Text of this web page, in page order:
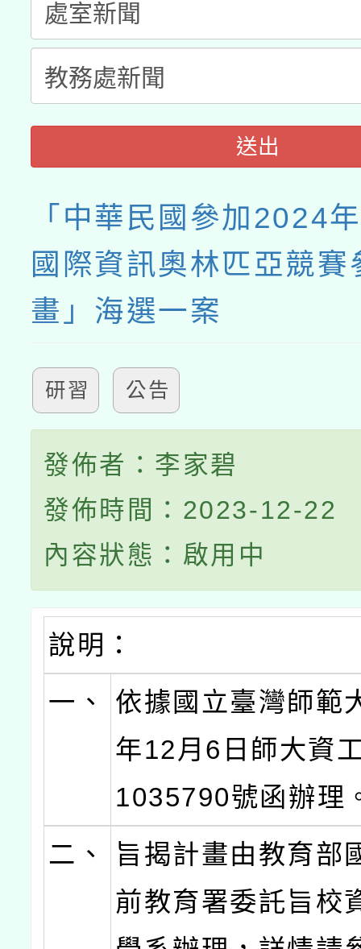
送出
「中華民國參加2024
國際資訊奧林匹亞競賽
畫」海選一案
研習 公告
發佈者：李家碧
發佈時間：2023-12-22
內容狀態：啟用中
說明：
一、
依據國立臺灣師範
年12月6日師大資
1035790號函辦理
二、
旨揭計畫由教育部
前教育署委託旨校